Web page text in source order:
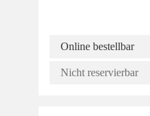
Online bestellbar
Nicht reservierbar